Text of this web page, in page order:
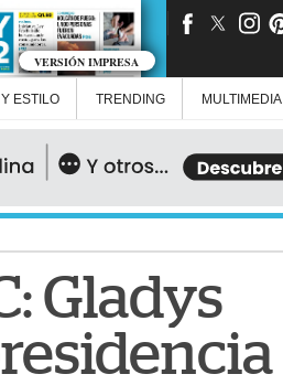
VERSIÓN IMPRESA
ESTILO TRENDING MULTIMEDIA
Gladys